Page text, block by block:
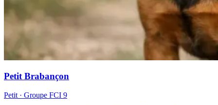
Petit Brabançon
Petit · Groupe FCI 9